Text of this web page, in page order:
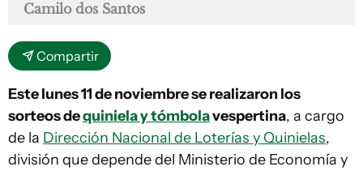
Camilo dos Santos
Compartir
Este lunes 11 de noviembre se realizaron los
sorteos dequiniela y tómbolavespertina, a cargo
de la Dirección Nacional de Loterías y Quinielas,
división que depende del Ministerio de Economía y